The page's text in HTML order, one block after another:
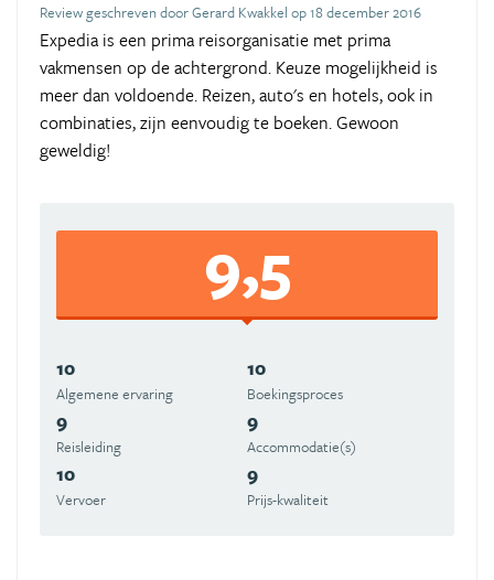
Review geschreven door Gerard Kwakkel op 18 december 2016
Expedia is een prima reisorganisatie met prima
vakmensen op de achtergrond. Keuze mogelijkheid is
meer dan voldoende. Reizen, auto's en hotels, ook in
combinaties, zijn eenvoudig te boeken. Gewoon
geweldig!
9,5
10
Algemene ervaring
10
Boekingsproces
9
Reisleiding
9
Accommodatie(s)
10
Vervoer
9
Prijs-kwaliteit